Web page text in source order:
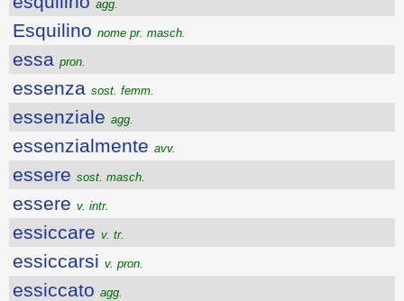
agg.
Esquilino nome pr. masch.
essa pron.
essenza sost. femm.
essenziale agg.
essenzialmente avv.
essere sost. masch.
essere v. intr.
essiccare v. tr.
essiccarsi v. pron.
essiccato agg.